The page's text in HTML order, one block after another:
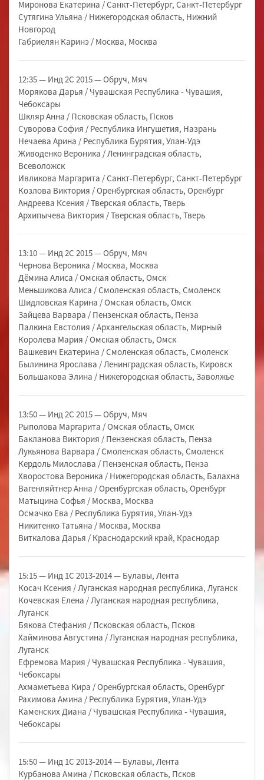
Миронова Екатерина / Санкт-Петербург, Санкт-Петербург
Сутягина Ульяна / Нижегородская область, Нижний
Новгород
Габриелян Каринэ / Москва, Москва
12:35 — Инд 2С 2015 — Обруч, Мяч
Морякова Дарья / Чувашская Республика - Чувашия,
Чебоксары
Шкляр Анна / Псковская область, Псков
Суворова София / Республика Ингушетия, Назрань
Нечаева Арина / Республика Бурятия, Улан-Удэ
Живоденко Вероника / Ленинградская область,
Всеволожск
Ивликова Маргарита / Санкт-Петербург, Санкт-Петербург
Козлова Виктория / Оренбургская область, Оренбург
Андреева Ксения / Тверская область, Тверь
Архипычева Виктория / Тверская область, Тверь
13:10 — Инд 2С 2015 — Обруч, Мяч
Чернова Вероника / Москва, Москва
Дёмина Алиса / Омская область, Омск
Меньшикова Алиса / Смоленская область, Смоленск
Шидловская Карина / Омская область, Омск
Зайцева Варвара / Пензенская область, Пенза
Палкина Евстолия / Архангельская область, Мирный
Королева Мария / Омская область, Омск
Вашкевич Екатерина / Смоленская область, Смоленск
Былинина Ярослава / Ленинградская область, Кировск
Большакова Элина / Нижегородская область, Заволжье
13:50 — Инд 2С 2015 — Обруч, Мяч
Рыполова Маргарита / Омская область, Омск
Бакланова Виктория / Пензенская область, Пенза
Лукьянова Варвара / Смоленская область, Смоленск
Кердоль Милослава / Пензенская область, Пенза
Хворостова Вероника / Нижегородская область, Балахна
Вагенляйтнер Анна / Оренбургская область, Оренбург
Матыцина Софья / Москва, Москва
Осмачко Ева / Республика Бурятия, Улан-Удэ
Никитенко Татьяна / Москва, Москва
Виткалова Дарья / Краснодарский край, Краснодар
15:15 — Инд 1С 2013-2014 — Булавы, Лента
Косач Ксения / Луганская народная республика, Луганск
Кочевская Елена / Луганская народная республика,
Луганск
Бякова Стефания / Псковская область, Псков
Хайминова Августина / Луганская народная республика,
Луганск
Ефремова Мария / Чувашская Республика - Чувашия,
Чебоксары
Ахмаметьева Кира / Оренбургская область, Оренбург
Рахимова Амина / Республика Бурятия, Улан-Удэ
Каменских Диана / Чувашская Республика - Чувашия,
Чебоксары
15:50 — Инд 1С 2013-2014 — Булавы, Лента
Курбанова Амина / Псковская область, Псков